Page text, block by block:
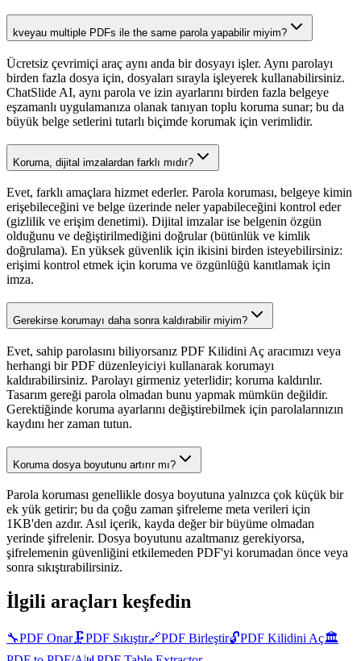
kveyau multiple PDFs ile the same parola yapabilir miyim?
Ücretsiz çevrimiçi araç aynı anda bir dosyayı işler. Aynı parolayı
birden fazla dosya için, dosyaları sırayla işleyerek kullanabilirsiniz.
ChatSlide AI, aynı parola ve izin ayarlarını birden fazla belgeye
eşzamanlı uygulamanıza olanak tanıyan toplu koruma sunar; bu da
büyük belge setlerini tutarlı biçimde korumak için verimlidir.
Koruma, dijital imzalardan farklı mıdır?
Evet, farklı amaçlara hizmet ederler. Parola koruması, belgeye kimin
erişebileceğini ve belge üzerinde neler yapabileceğini kontrol eder
(gizlilik ve erişim denetimi). Dijital imzalar ise belgenin özgün
olduğunu ve değiştirilmediğini doğrular (bütünlük ve kimlik
doğrulama). En yüksek güvenlik için ikisini birden isteyebilirsiniz:
erişimi kontrol etmek için koruma ve özgünlüğü kanıtlamak için
imza.
Gerekirse korumayı daha sonra kaldırabilir miyim?
Evet, sahip parolasını biliyorsanız PDF Kilidini Aç aracımızı veya
herhangi bir PDF düzenleyiciyi kullanarak korumayı
kaldırabilirsiniz. Parolayı girmeniz yeterlidir; koruma kaldırılır.
Tasarım gereği parola olmadan bunu yapmak mümkün değildir.
Gerektiğinde koruma ayarlarını değiştirebilmek için parolalarınızın
kaydını her zaman tutun.
Koruma dosya boyutunu artırır mı?
Parola koruması genellikle dosya boyutuna yalnızca çok küçük bir
ek yük getirir; bu da çoğu zaman şifreleme meta verileri için
1KB'den azdır. Asıl içerik, kayda değer bir büyüme olmadan
yerinde şifrelenir. Dosya boyutunu azaltmanız gerekiyorsa,
şifrelemenin güvenliğini etkilemeden PDF'yi korumadan önce veya
sonra sıkıştırabilirsiniz.
İlgili araçları keşfedin
🔧PDF Onar🗜️PDF Sıkıştır🔗PDF Birleştir🔓PDF Kilidini Aç🏛️